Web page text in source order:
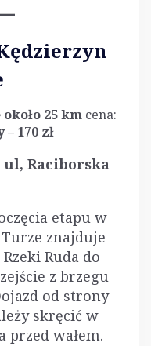
25 km cena:
– 170 zł
Raciborska
etapu w
znajduje
Ruda do
z brzegu
od strony
skręcić w
wałem.